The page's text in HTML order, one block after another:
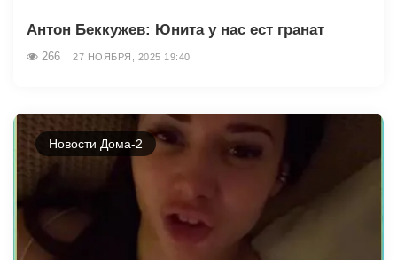
Антон Беккужев: Юнита у нас ест гранат
266 27 НОЯБРЯ, 2025 19:40
Новости Дома-2